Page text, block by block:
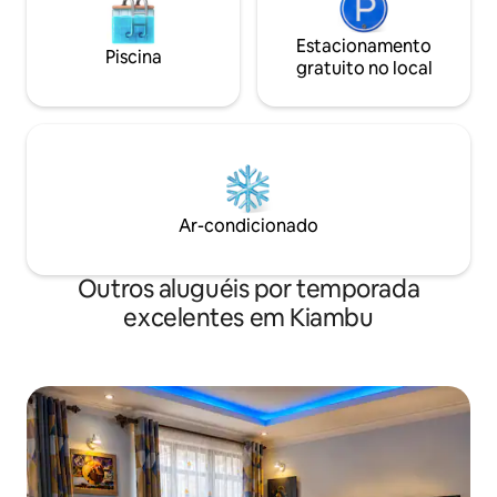
Piscina
Estacionamento
gratuito no local
Ar-condicionado
Outros aluguéis por temporada
excelentes em Kiambu